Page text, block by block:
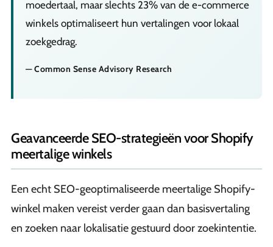
moedertaal, maar slechts 23% van de e-commerce
winkels optimaliseert hun vertalingen voor lokaal
zoekgedrag.
— Common Sense Advisory Research
Geavanceerde SEO-strategieën voor Shopify
meertalige winkels
Een echt SEO-geoptimaliseerde meertalige Shopify-
winkel maken vereist verder gaan dan basisvertaling
en zoeken naar lokalisatie gestuurd door zoekintentie.